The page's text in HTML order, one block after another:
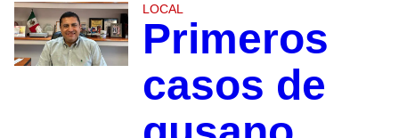
LOCAL
Primeros
casos de